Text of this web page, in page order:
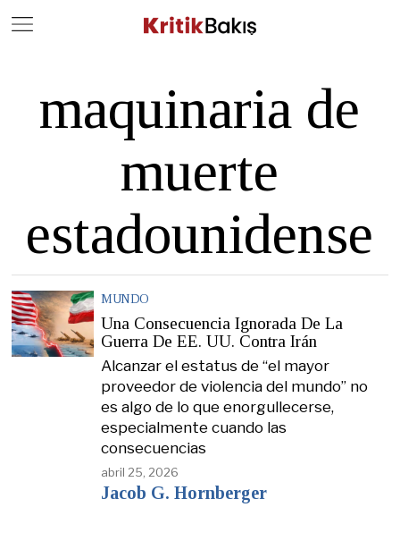
maquinaria de
muerte
estadounidense
MUNDO
Una Consecuencia Ignorada De La
Guerra De EE. UU. Contra Irán
Alcanzar el estatus de “el mayor
proveedor de violencia del mundo” no
es algo de lo que enorgullecerse,
especialmente cuando las
consecuencias
abril 25, 2026
Jacob G. Hornberger